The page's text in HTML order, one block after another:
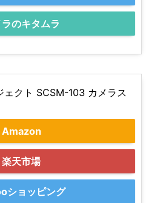
ラのキタムラ
ェクト SCSM-103 カメラス
Amazon
楽天市場
ショッピング